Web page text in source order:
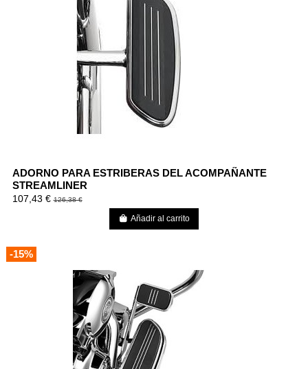
ADORNO PARA ESTRIBERAS DEL ACOMPAÑANTE
STREAMLINER
107,43 €126,38 €
Añadir al carrito
-15%